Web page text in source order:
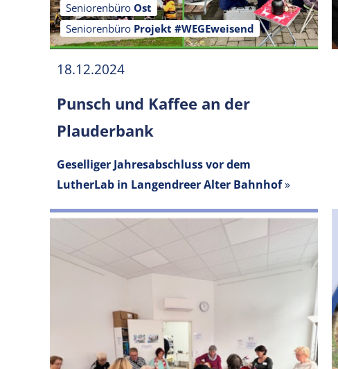
Seniorenbüro Ost
Seniorenbüro Projekt #WEGEweisend
18.12.2024
Punsch und Kaffee an der
Plauderbank
Geselliger Jahresabschluss vor dem
LutherLab in Langendreer Alter Bahnhof»